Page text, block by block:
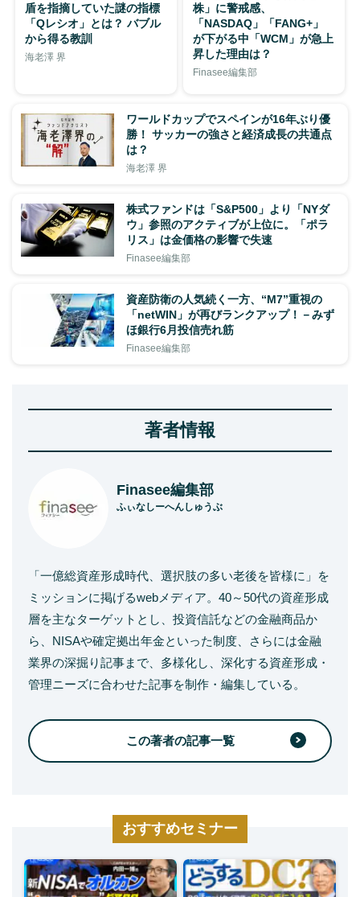
盾を指摘していた謎の指標
「Qレシオ」とは？ バブル
から得る教訓
海老澤 界
株」に警戒感、
「NASDAQ」「FANG+」
が下がる中「WCM」が急上
昇した理由は？
Finasee編集部
ワールドカップでスペインが16年ぶり優
勝！ サッカーの強さと経済成長の共通点
は？
海老澤 界
株式ファンドは「S&P500」より「NYダ
ウ」参照のアクティブが上位に。「ポラ
リス」は金価格の影響で失速
Finasee編集部
資産防衛の人気続く一方、“M7”重視の
「netWIN」が再びランクアップ！－みず
ほ銀行6月投信売れ筋
Finasee編集部
著者情報
Finasee編集部
ふぃなしーへんしゅうぶ
「一億総資産形成時代、選択肢の多い老後を皆様に」を
ミッションに掲げるwebメディア。40～50代の資産形成
層を主なターゲットとし、投資信託などの金融商品か
ら、NISAや確定拠出年金といった制度、さらには金融
業界の深掘り記事まで、多様化し、深化する資産形成・
管理ニーズに合わせた記事を制作・編集している。
この著者の記事一覧
おすすめセミナー